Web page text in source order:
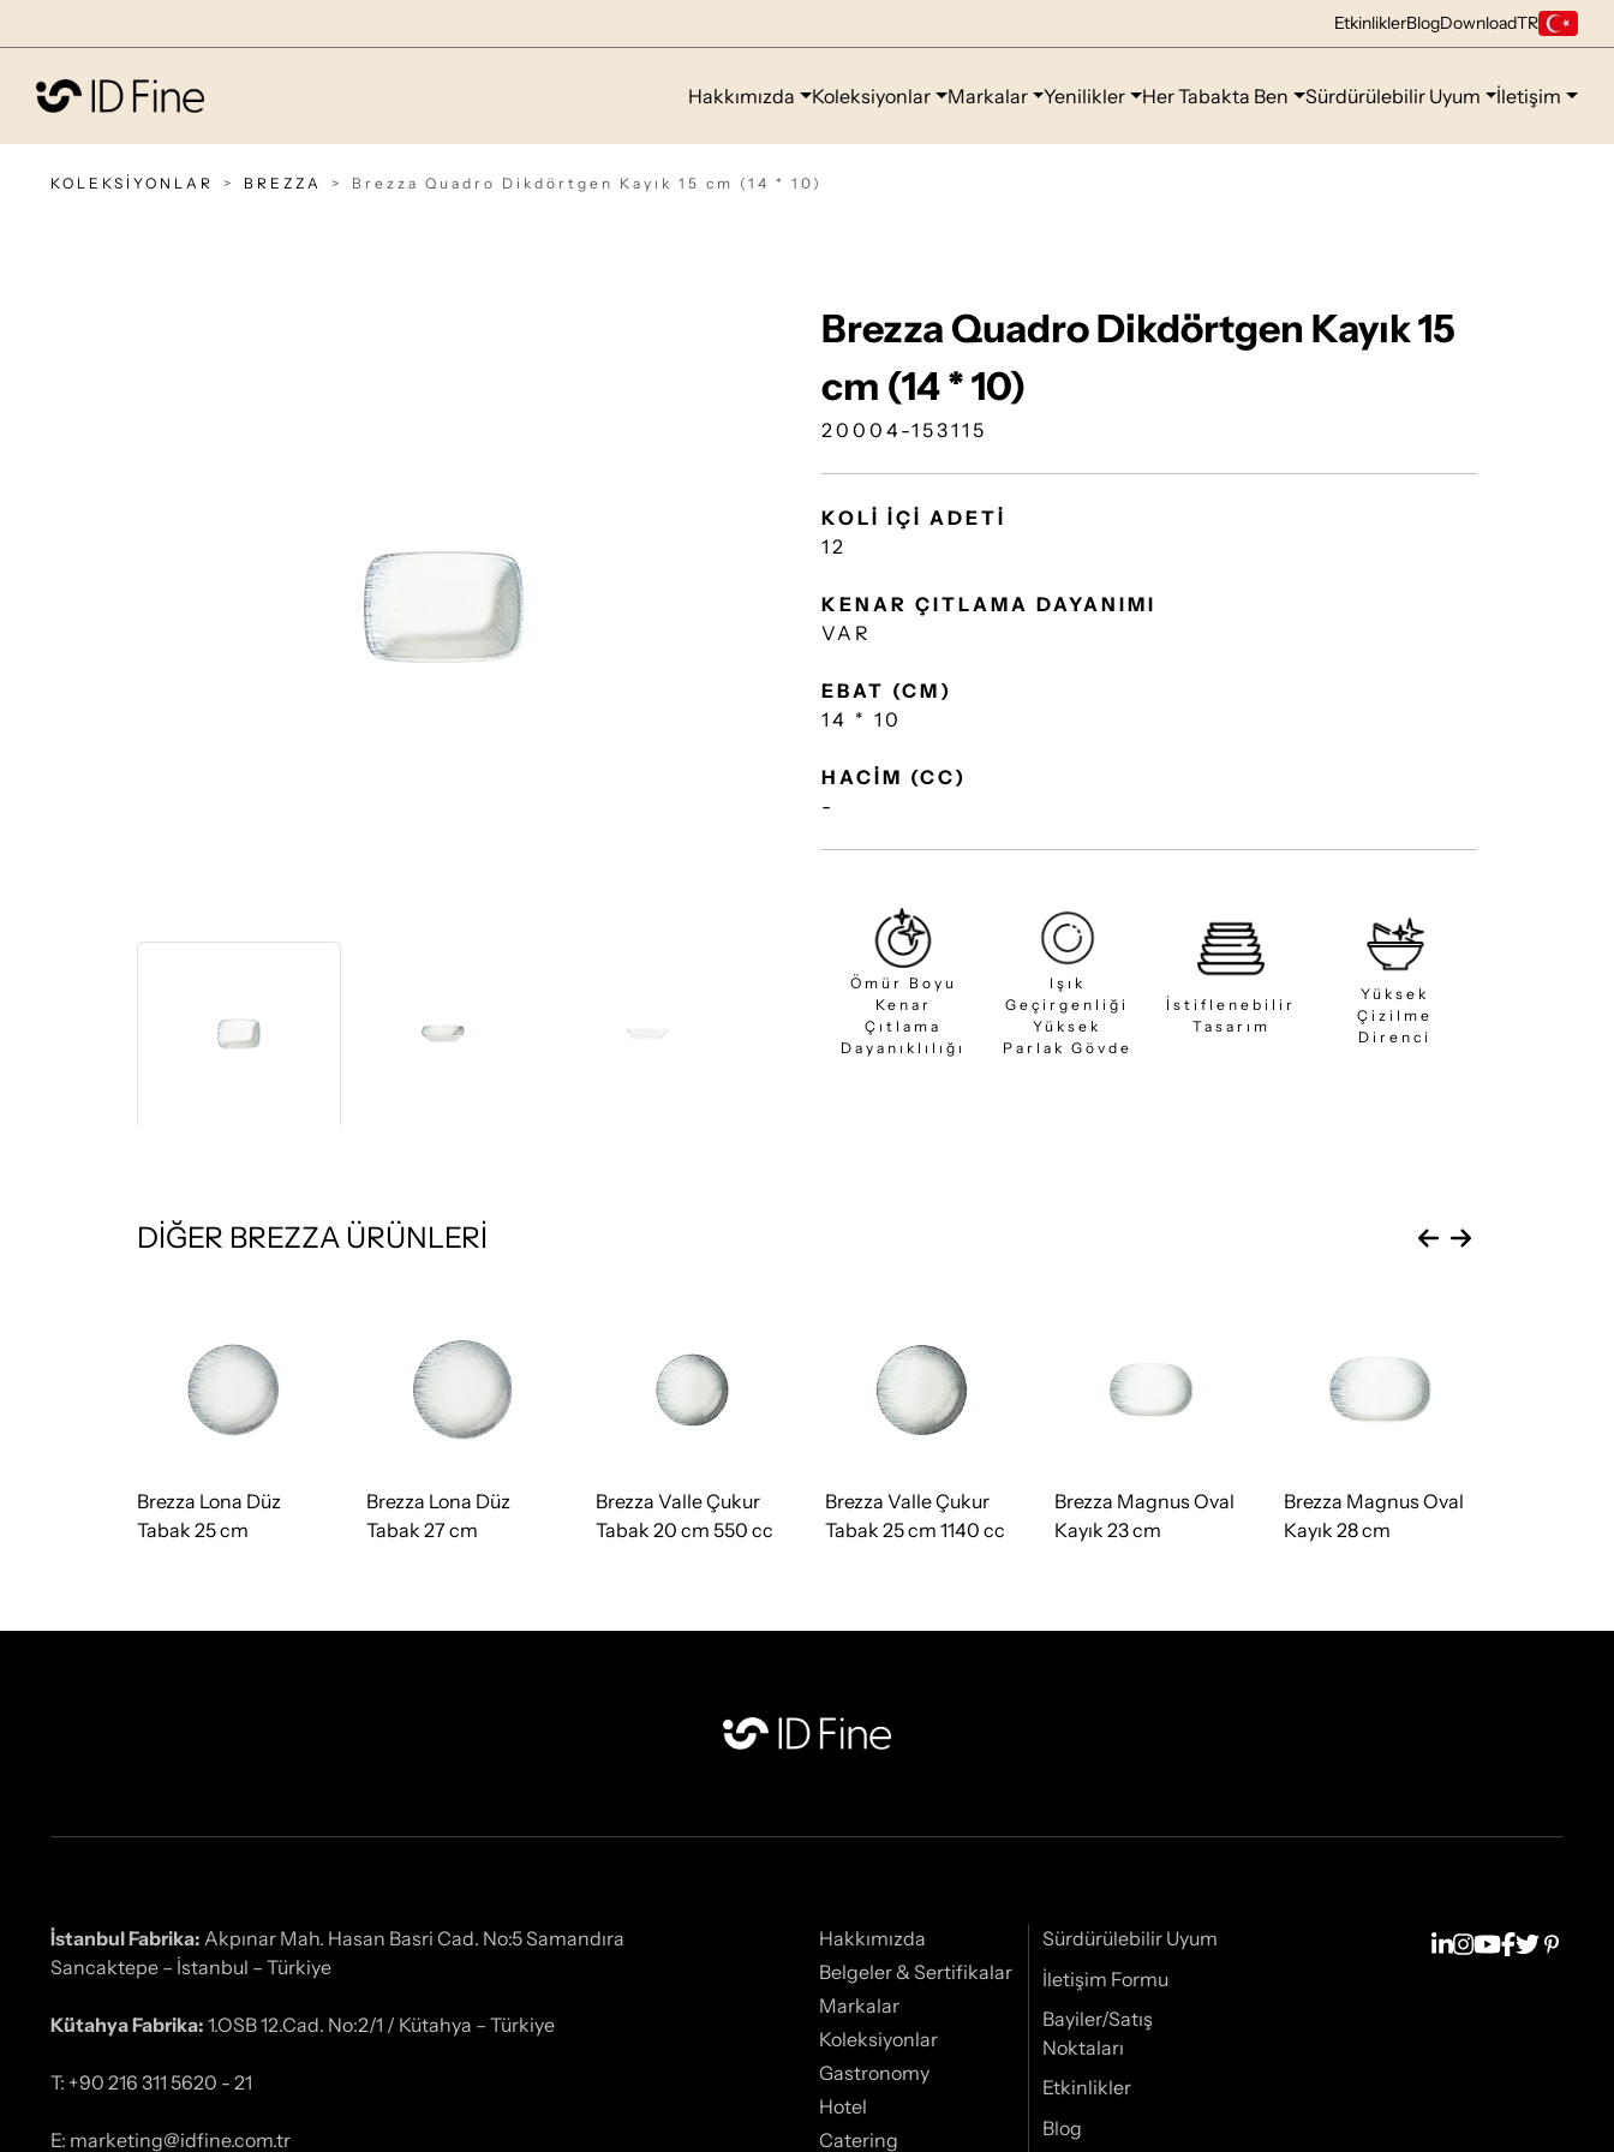
EtkinliklerBlogDownloadTR
Hakkımızda Koleksiyonlar Markalar Yenilikler Her Tabakta Ben Sürdürülebilir Uyum İletişim
KOLEKSİYONLAR BREZZA Brezza Quadro Dikdörtgen Kayık 15 cm (14 * 10)
Brezza Quadro Dikdörtgen Kayık 15
cm (14 * 10)
20004-153115
KOLİ İÇİ ADETİ
12
KENAR ÇITLAMA DAYANIMI
VAR
EBAT (CM)
14 * 10
HACİM (CC)
-
Ömür Boyu
Kenar
Çıtlama
Dayanıklılığı
Işık
Geçirgenliği
Yüksek
Parlak Gövde
İstiflenebilir
Tasarım
Yüksek
Çizilme
Direnci
DİĞER BREZZA ÜRÜNLERİ
Brezza Lona Düz
Tabak 25 cm
Brezza Lona Düz
Tabak 27 cm
Brezza Valle Çukur
Tabak 20 cm 550 cc
Brezza Valle Çukur
Tabak 25 cm 1140 cc
Brezza Magnus Oval
Kayık 23 cm
Brezza Magnus Oval
Kayık 28 cm
İstanbul Fabrika: Akpınar Mah. Hasan Basri Cad. No:5 Samandıra
Sancaktepe – İstanbul – Türkiye
Kütahya Fabrika: 1.OSB 12.Cad. No:2/1 / Kütahya – Türkiye
T: +90 216 311 5620 - 21
E: marketing@idfine.com.tr
Hakkımızda
Belgeler & Sertifikalar
Markalar
Koleksiyonlar
Gastronomy
Hotel
Catering
Sürdürülebilir Uyum
İletişim Formu
Bayiler/Satış
Noktaları
Etkinlikler
Blog